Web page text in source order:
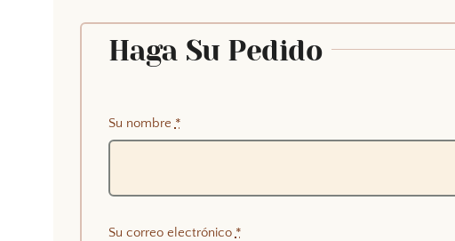
Haga Su Pedido
Su nombre *
Su correo electrónico *